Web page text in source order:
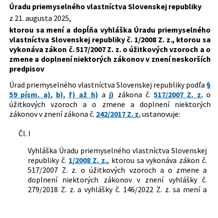
Typ:
Vyhláška
Dátum schválenia:
21.08.2025
Dátum vyhlásenia: 27.08.2025
Dátum účinnosti od: 01.09.2025
Autor:
Úrad priemyselného vlastníctva Slovenskej republiky
Právna oblasť:
Právo duševného vlastníctva
Legislatívny proces: LP/2025/358
vlastníctva Slovenskej republiky, ktorou
úžitkových vzoroch a o zmene a doplnení
niektorých zákonov
Úradu priemyselného vlastníctva Slovenskej republiky
z 21. augusta 2025,
ktorou sa mení a dopĺňa vyhláška Úradu priemyselného
vlastníctva Slovenskej republiky č. 1/2008 Z. z., ktorou sa
vykonáva zákon č. 517/2007 Z. z. o úžitkových vzoroch a o
zmene a doplnení niektorých zákonov v znení neskorších
predpisov
Úrad priemyselného vlastníctva Slovenskej republiky podľa §
59 písm. a), b), f) až h) a j) zákona č.517/2007 Z. z.o
úžitkových vzoroch a o zmene a doplnení niektorých
zákonov v znení zákona č. 242/2017 Z. z.ustanovuje:
Čl. I
Vyhláška Úradu priemyselného vlastníctva Slovenskej
republiky č. 1/2008 Z. z., ktorou sa vykonáva zákon č.
517/2007 Z. z. o úžitkových vzoroch a o zmene a
doplnení niektorých zákonov v znení vyhlášky č.
279/2018 Z. z. a vyhlášky č. 146/2022 Z. z. sa mení a